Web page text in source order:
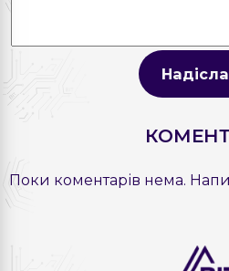
Поки коментарів нема.